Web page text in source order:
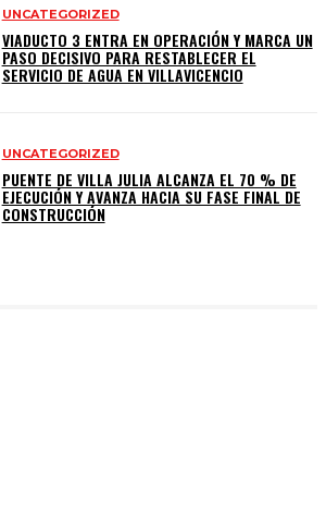
UNCATEGORIZED
VIADUCTO 3 ENTRA EN OPERACIÓN Y MARCA UN
PASO DECISIVO PARA RESTABLECER EL
SERVICIO DE AGUA EN VILLAVICENCIO
UNCATEGORIZED
PUENTE DE VILLA JULIA ALCANZA EL 70 % DE
EJECUCIÓN Y AVANZA HACIA SU FASE FINAL DE
CONSTRUCCIÓN